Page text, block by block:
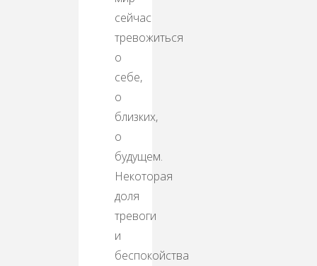
сейчас
тревожиться
о
себе,
о
близких,
о
будущем.
Некоторая
доля
тревоги
и
беспокойства